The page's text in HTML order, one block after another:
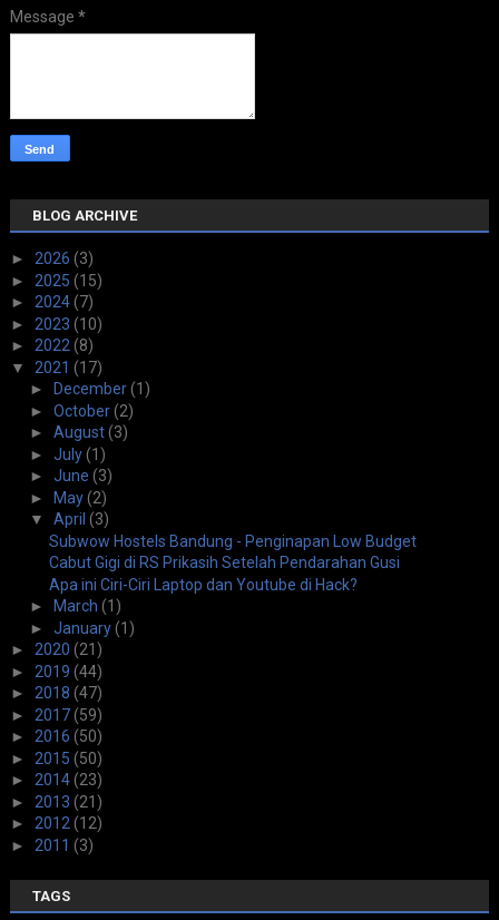
Message *
BLOG ARCHIVE
► 2026 (3)
► 2025 (15)
► 2024(7)
► 2023 (10)
► 2022 (8)
▼ 2021 (17)
►
December(1)
► October(2)
► August(3)
► July(1)
► June (3)
► May(2)
▼ April (3)
Subwow Hostels Bandung - Penginapan Low Budget
Cabut Gigi di RS Prikasih Setelah Pendarahan Gusi
Apa ini Ciri-Ciri Laptop dan Youtube di Hack?
►
March (1)
► January(1)
► 2020 (21)
► 2019 (44)
► 2018 (47)
► 2017(59)
► 2016 (50)
► 2015 (50)
► 2014(23)
► 2013 (21)
► 2012 (12)
► 2011 (3)
TAGS